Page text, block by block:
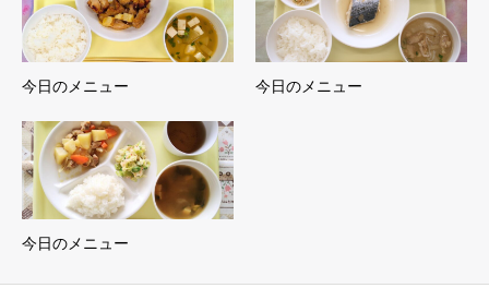
今日のメニュー 今日のメニュー
今日のメニュー